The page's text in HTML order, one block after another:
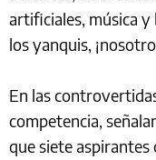
artificiales, música y
los yanquis,
En las
competencia,
que siete